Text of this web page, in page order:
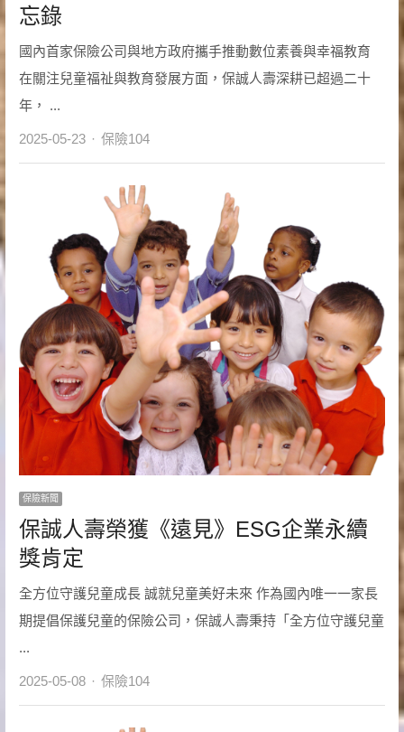
忘錄
國內首家保險公司與地方政府攜手推動數位素養與幸福教育
在關注兒童福祉與教育發展方面，保誠人壽深耕已超過二十
年， ...
2025-05-23 Author
保險104
保險新聞
保誠人壽榮獲《遠見》ESG企業永續
獎肯定
全方位守護兒童成長 誠就兒童美好未來 作為國內唯一一家長
期提倡保護兒童的保險公司，保誠人壽秉持「全方位守護兒童
...
2025-05-08 Author
保險104